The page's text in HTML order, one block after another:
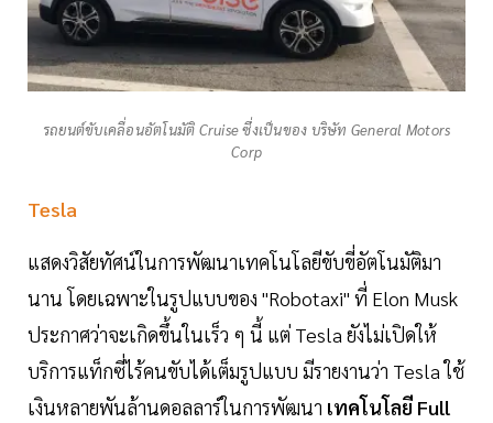
รถยนต์ขับเคลื่อนอัตโนมัติ Cruise ซึ่งเป็นของ บริษัท General Motors
Corp
Tesla
แสดงวิสัยทัศน์ในการพัฒนาเทคโนโลยีขับขี่อัตโนมัติมา
นาน โดยเฉพาะในรูปแบบของ "Robotaxi" ที่ Elon Musk
ประกาศว่าจะเกิดขึ้นในเร็ว ๆ นี้ แต่ Tesla ยังไม่เปิดให้
บริการแท็กซี่ไร้คนขับได้เต็มรูปแบบ มีรายงานว่า Tesla ใช้
เงินหลายพันล้านดอลลาร์ในการพัฒนา เทคโนโลยี Full